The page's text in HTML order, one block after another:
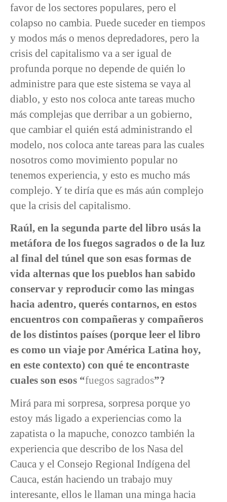
favor de los sectores populares, pero el
colapso no cambia. Puede suceder en tiempos
y modos más o menos depredadores, pero la
crisis del capitalismo va a ser igual de
profunda porque no depende de quién lo
administre para que este sistema se vaya al
diablo, y esto nos coloca ante tareas mucho
más complejas que derribar a un gobierno,
que cambiar el quién está administrando el
modelo, nos coloca ante tareas para las cuales
nosotros como movimiento popular no
tenemos experiencia, y esto es mucho más
complejo. Y te diría que es más aún complejo
que la crisis del capitalismo.
Raúl, en la segunda parte del libro usás la
metáfora de los fuegos sagrados o de la luz
al final del túnel que son esas formas de
vida alternas que los pueblos han sabido
conservar y reproducir como las mingas
hacia adentro, querés contarnos, en estos
encuentros con compañeras y compañeros
de los distintos países (porque leer el libro
es como un viaje por América Latina hoy,
en este contexto) con qué te encontraste
cuales son esos “fuegos sagrados”?
Mirá para mi sorpresa, sorpresa porque yo
estoy más ligado a experiencias como la
zapatista o la mapuche, conozco también la
experiencia que describo de los Nasa del
Cauca y el Consejo Regional Indígena del
Cauca, están haciendo un trabajo muy
interesante, ellos le llaman una minga hacia